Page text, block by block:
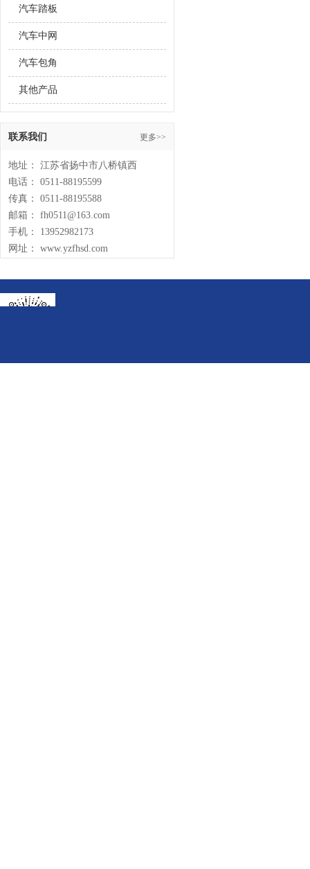
汽车踏板
汽车中网
汽车包角
其他产品
联系我们 更多>>
地址： 江苏省扬中市八桥镇西
电话： 0511-88195599
传真： 0511-88195588
邮箱： fh0511@163.com
手机： 13952982173
网址： www.yzfhsd.com